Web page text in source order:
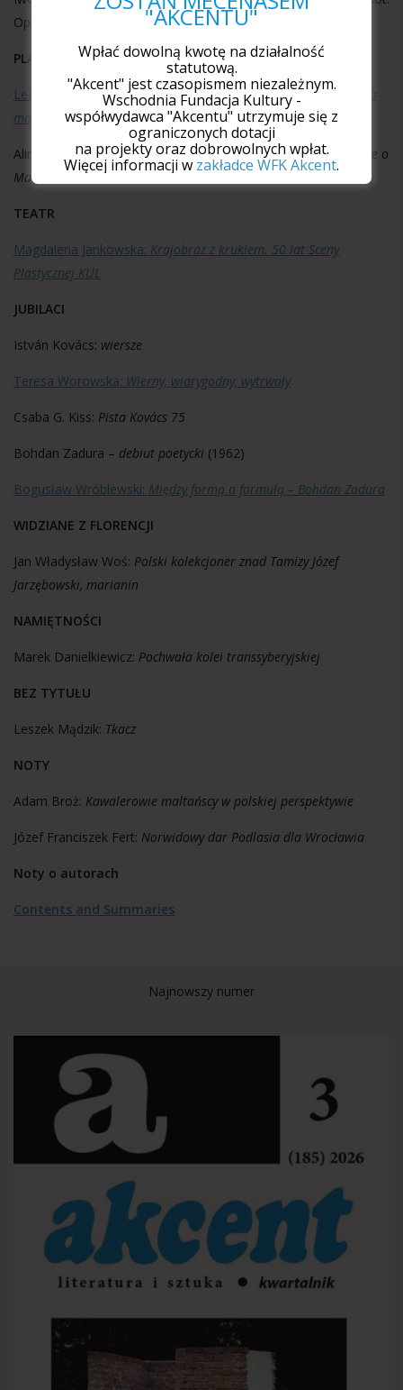
Opowieść o Konstantym A. Jeleńskim”]
PLASTYKA
Lechosław Lameński:In memoriam. Marian Makarski – artysta
malarz
Alina Kochańczyk:„Moja sztuka jest mną samym”. Wspomnienie o
Marianie Makarskim
TEATR
Magdalena Jankowska: Krajobraz z krukiem. 50 lat Sceny
Plastycznej KUL
JUBILACI
István Kovács: wiersze
Teresa Worowska: Wierny, wiarygodny, wytrwały
Csaba G. Kiss: Pista Kovács 75
Bohdan Zadura – debiut poetycki (1962)
Bogusław Wróblewski: Między formą a formułą – Bohdan Zadura
WIDZIANE Z FLORENCJI
Jan Władysław Woś: Polski kolekcjoner znad Tamizy Józef
Jarzębowski, marianin
NAMIĘTNOŚCI
Marek Danielkiewicz: Pochwała kolei transsyberyjskiej
BEZ TYTUŁU
Leszek Mądzik: Tkacz
NOTY
Adam Broż: Kawalerowie maltańscy w polskiej perspektywie
Józef Franciszek Fert: Norwidowy dar Podlasia dla Wrocławia
Noty o autorach
Contents and Summaries
Najnowszy numer
"AKCENTU"
Wpłać dowolną kwotę na działalność
statutową.
"Akcent" jest czasopismem niezależnym.
Wschodnia Fundacja Kultury -
współwydawca "Akcentu" utrzymuje się z
ograniczonych dotacji
na projekty oraz dobrowolnych wpłat.
Więcej informacji w zakładce WFK Akcent.